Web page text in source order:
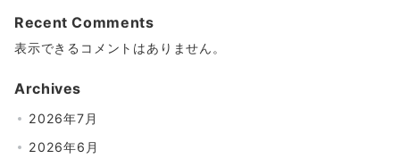
Recent Comments
表示できるコメントはありません。
Archives
2026年7月
2026年6月